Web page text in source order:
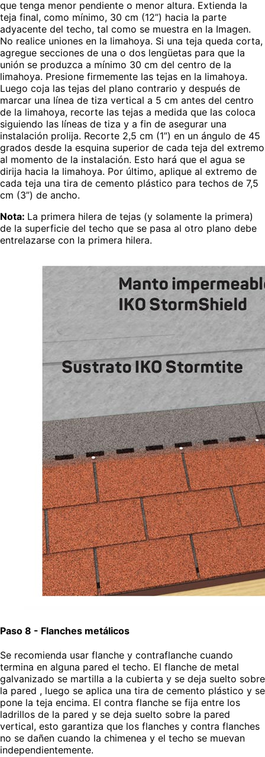
que tenga menor pendiente o menor altura. Extienda la
teja final, como mínimo, 30 cm (12”) hacia la parte
adyacente del techo, tal como se muestra en la Imagen.
No realice uniones en la limahoya. Si una teja queda corta,
agregue secciones de una o dos lengüetas para que la
unión se produzca a mínimo 30 cm del centro de la
limahoya. Presione firmemente las tejas en la limahoya.
Luego coja las tejas del plano contrario y después de
marcar una línea de tiza vertical a 5 cm antes del centro
de la limahoya, recorte las tejas a medida que las coloca
siguiendo las líneas de tiza y a fin de asegurar una
instalación prolija. Recorte 2,5 cm (1”) en un ángulo de 45
grados desde la esquina superior de cada teja del extremo
al momento de la instalación. Esto hará que el agua se
dirija hacia la limahoya. Por último, aplique al extremo de
cada teja una tira de cemento plástico para techos de 7,5
cm (3”) de ancho.
Nota: La primera hilera de tejas (y solamente la primera)
de la superficie del techo que se pasa al otro plano debe
entrelazarse con la primera hilera.
Paso 8 - Flanches metálicos
Se recomienda usar flanche y contraflanche cuando
termina en alguna pared el techo. El flanche de metal
galvanizado se martilla a la cubierta y se deja suelto sobre
la pared , luego se aplica una tira de cemento plástico y se
pone la teja encima. El contra flanche se fija entre los
ladrillos de la pared y se deja suelto sobre la pared
vertical, esto garantiza que los flanches y contra flanches
no se dañen cuando la chimenea y el techo se muevan
independientemente.